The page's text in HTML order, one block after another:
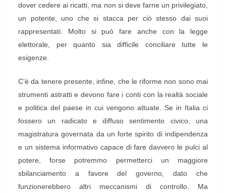
dover cedere ai ricatti, ma non si deve farne un privilegiato,
un potente, uno che si stacca per ciò stesso dai suoi
rappresentati. Molto si può fare anche con la legge
elettorale, per quanto sia difficile conciliare tutte le
esigenze.
C’è da tenere presente, infine, che le riforme non sono mai
strumenti astratti e devono fare i conti con la realtà sociale
e politica del paese in cui vengono attuate. Se in Italia ci
fossero un radicato e diffuso sentimento civico, una
magistratura governata da un forte spirito di indipendenza
e un sistema informativo capace di fare davvero le pulci al
potere, forse potremmo permetterci un maggiore
sbilanciamento a favore del governo, dato che
funzionerebbero altri meccanismi di controllo. Ma